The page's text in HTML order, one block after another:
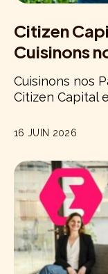
Citizen
Cuisinons
Cuisinons nos
Citizen Capital
16 JUIN 2026